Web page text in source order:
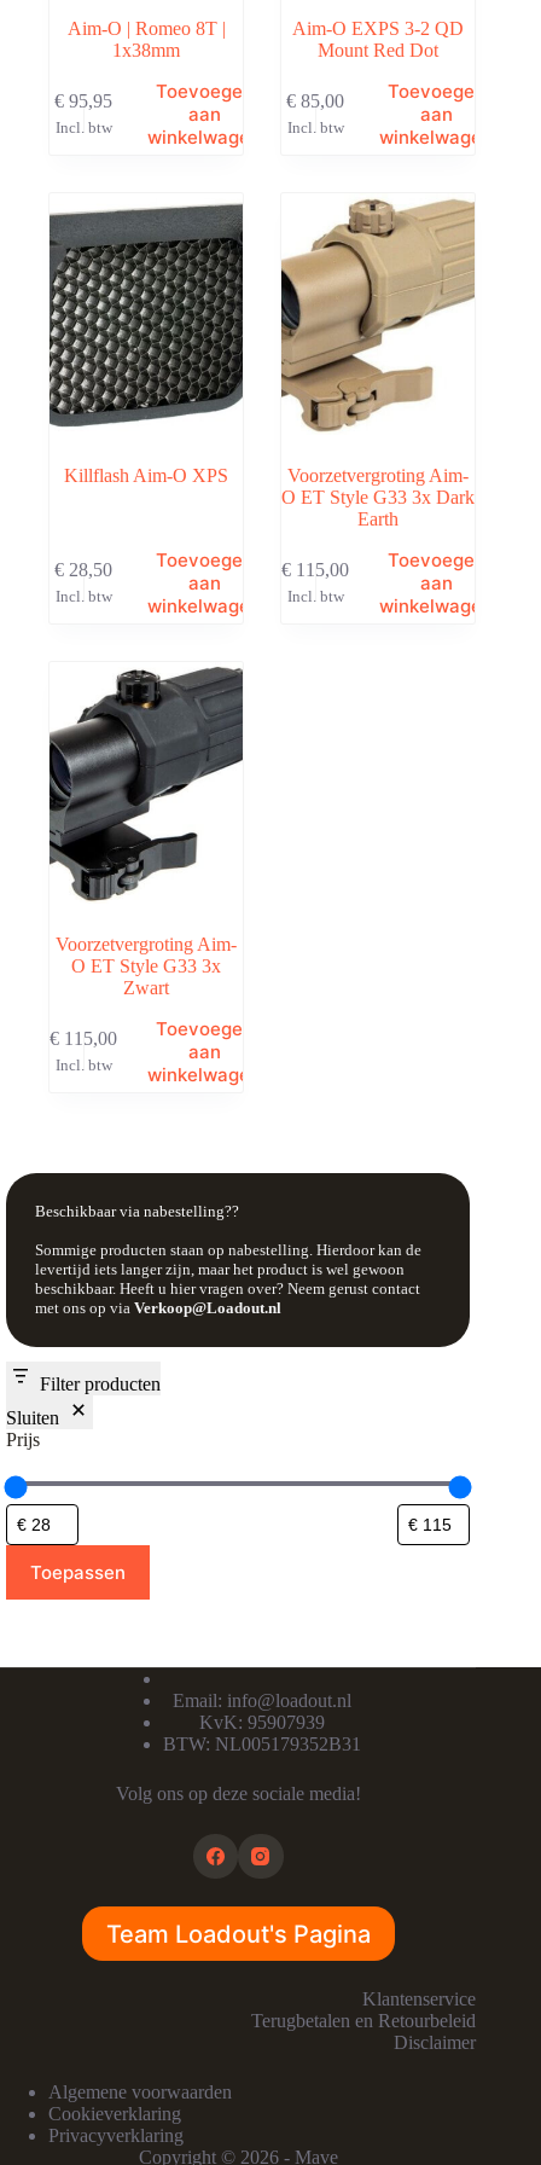
Aim-O | Romeo 8T |
1x38mm
€ 95,95
Incl. btw
Toevoegen
aan
winkelwagen
Aim-O EXPS 3-2 QD
Mount Red Dot
€ 85,00
Incl. btw
Toevoegen
aan
winkelwagen
Killflash Aim-O XPS
€ 28,50
Incl. btw
Toevoegen
aan
winkelwagen
Voorzetvergroting Aim-
O ET Style G33 3x Dark
Earth
€ 115,00
Incl. btw
Toevoegen
aan
winkelwagen
Voorzetvergroting Aim-
O ET Style G33 3x
Zwart
€ 115,00
Incl. btw
Toevoegen
aan
winkelwagen
Beschikbaar via nabestelling??
Sommige producten staan op nabestelling. Hierdoor kan de
levertijd iets langer zijn, maar het product is wel gewoon
beschikbaar. Heeft u hier vragen over? Neem gerust contact
met ons op via Verkoop@Loadout.nl
Filter producten
Sluiten
Prijs
Toepassen
Email: info@loadout.nl
KvK: 95907939
BTW: NL005179352B31
Volg ons op deze sociale media!
Team Loadout's Pagina
Klantenservice
Terugbetalen en Retourbeleid
Disclaimer
Algemene voorwaarden
Cookieverklaring
Privacyverklaring
Copyright © 2026 - Mave